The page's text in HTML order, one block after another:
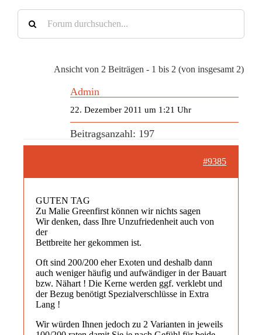
Ansicht von 2 Beiträgen - 1 bis 2 (von insgesamt 2)
Admin
22. Dezember 2011 um 1:21 Uhr
Beitragsanzahl: 197
#9385
GUTEN TAG
Zu Malie Greenfirst können wir nichts sagen
Wir denken, dass Ihre Unzufriedenheit auch von
der
Bettbreite her gekommen ist.
Oft sind 200/200 eher Exoten und deshalb dann
auch weniger häufig und aufwändiger in der Bauart
bzw. Nähart ! Die Kerne werden ggf. verklebt und
der Bezug benötigt Spezialverschlüsse in Extra
Lang !
Wir würden Ihnen jedoch zu 2 Varianten in jeweils